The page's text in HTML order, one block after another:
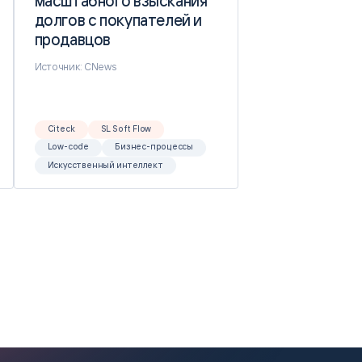
долгов с покупателей и
продавцов
долгов с покупателей и
продавцов
Источник: CNews
Citeck
SL Soft Flow
Low-code
Бизнес-процессы
Искусственный интеллект